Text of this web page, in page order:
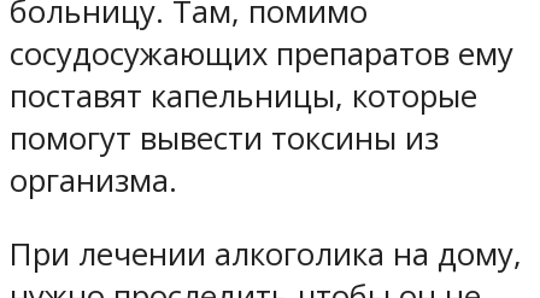
больницу. Там, помимо
сосудосужающих препаратов ему
поставят капельницы, которые
помогут вывести токсины из
организма.
При лечении алкоголика на дому,